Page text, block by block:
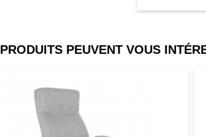
cette pièce magnifique
PEUVENT VOUS